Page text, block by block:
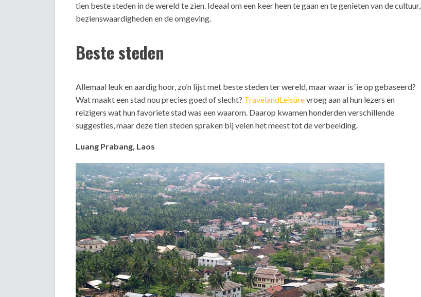
tien beste steden in de wereld te zien. Ideaal om een keer heen te gaan en te genieten van de cultuur,
bezienswaardigheden en de omgeving.
Beste steden
Allemaal leuk en aardig hoor, zo’n lijst met beste steden ter wereld, maar waar is ‘ie op gebaseerd?
Wat maakt een stad nou precies goed of slecht? TravelandLeisurevroeg aan al hun lezers en
reizigers wat hun favoriete stad was een waarom. Daarop kwamen honderden verschillende
suggesties, maar deze tien steden spraken bij velen het meest tot de verbeelding.
Luang Prabang, Laos